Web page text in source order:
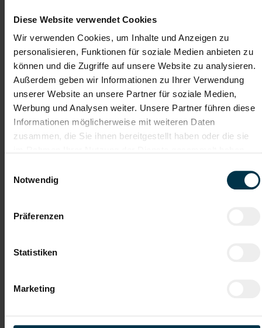
Diese Website verwendet Cookies
Wir verwenden Cookies, um Inhalte und Anzeigen zu
personalisieren, Funktionen für soziale Medien anbieten zu
können und die Zugriffe auf unsere Website zu analysieren.
Außerdem geben wir Informationen zu Ihrer Verwendung
unserer Website an unsere Partner für soziale Medien,
Werbung und Analysen weiter. Unsere Partner führen diese
Informationen möglicherweise mit weiteren Daten
zusammen, die Sie ihnen bereitgestellt haben oder die sie
Notwendig
Präferenzen
Statistiken
Marketing
Industrie / handwerkliches Gewerbe
ab sofort
Dein Job als Produktionsmitarbeiter:in –
abwechslungsreich und richtig spannend:
Produktpflege deluxe:Du machst unsere Produkte fit –
sauber, glänzend und bereit für den nächsten Einsatz
Du kümmerst dich um die
Sortieren & Kommissionieren:
Du sorgst dafür, dass alles
seinen Platz findet und das Lager immer perfekt organisiert
Dienstverhältnis